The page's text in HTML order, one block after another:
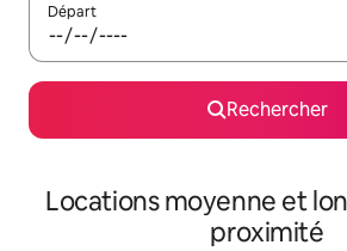
Départ
Rechercher
Locations moyenne et
proximité